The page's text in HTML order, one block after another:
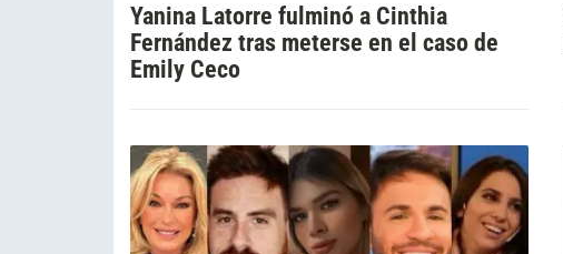
Yanina Latorre fulminó a Cinthia
Fernández tras meterse en el caso de
Emily Ceco